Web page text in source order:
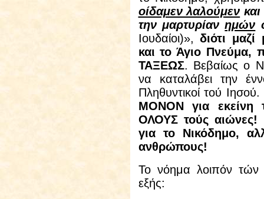
οίδαμεν λαλούμεν
την μαρτυρίανημών
Ιουδαίοι)»,διότι
και το Άγιο Πνεύμα,
ΤΑΞΕΩΣ. Βεβαίως ο
να καταλάβει την
Πληθυντικοί τού Ιησού.
ΜΟΝΟΝ για εκείνη
ΟΛΟΥΣ τούς
για το Νικόδημο,
ανθρώπους!
Το νόημα λοιπόν
εξής: